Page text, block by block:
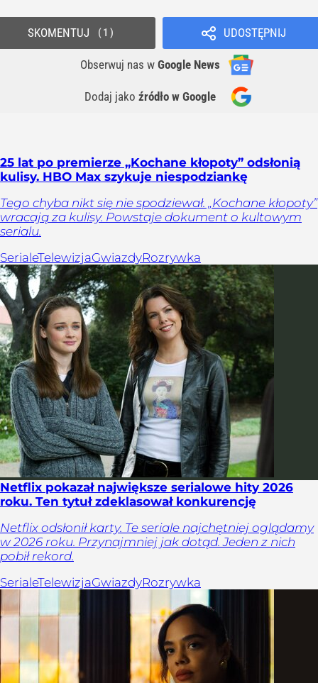
UDOSTĘPNIJ
Obserwuj nas w Google News
Dodaj jako źródło w Google
SKOMENTUJ 1
25 lat po premierze „Kochane kłopoty” odsłonią
kulisy. HBO Max szykuje niespodziankę
Tego chyba nikt się nie spodziewał. „Kochane kłopoty”
wracają za kulisy. Powstaje dokument o kultowym
serialu.
SerialeTelewizjaGwiazdyRozrywka
Netflix pokazał największe serialowe hity 2026
roku. Ten tytuł zdeklasował konkurencję
Netflix odsłonił karty. Te seriale najchętniej oglądamy
w 2026 roku. Przynajmniej jak dotąd. Jeden z nich
pobił rekord.
SerialeTelewizjaGwiazdyRozrywka